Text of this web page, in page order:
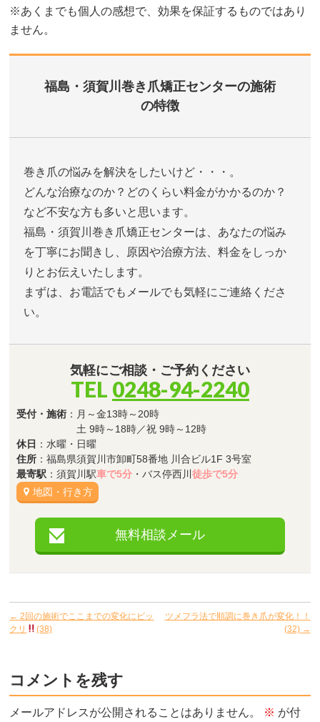
※あくまでも個人の感想で、効果を保証するものではあり
ません。
福島・須賀川巻き爪矯正センターの施術
の特徴
巻き爪の悩みを解決をしたいけど・・・。
どんな治療なのか？どのくらい料金がかかるのか？
など不安な方も多いと思います。
福島・須賀川巻き爪矯正センターは、あなたの悩み
を丁寧にお聞きし、原因や治療方法、料金をしっか
りとお伝えいたします。
まずは、お電話でもメールでも気軽にご連絡くださ
い。
気軽にご相談・ご予約ください
TEL 0248-94-2240
受付・施術 ：月～金13時～20時
土 9時～18時／祝 9時～12時
休日 ：水曜・日曜
住所 ：福島県須賀川市卸町58番地 川合ビル1F 3号室
最寄駅 ：須賀川駅車で5分 ・バス停西川徒歩で5分
地図・行き方
無料相談メール
← 2回の施術でここまでの変化にビッ
クリ
(38)
ツメフラ法で順調に巻き爪が変化！！
(32) →
コメントを残す
メールアドレスが公開されることはありません。 ※ が付